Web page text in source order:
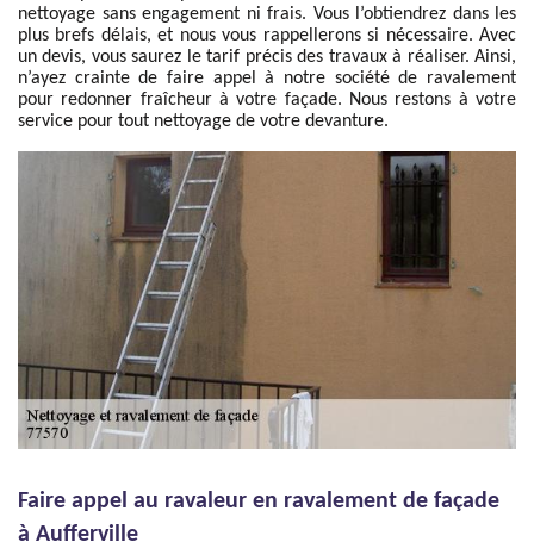
nettoyage sans engagement ni frais. Vous l’obtiendrez dans les
plus brefs délais, et nous vous rappellerons si nécessaire. Avec
un devis, vous saurez le tarif précis des travaux à réaliser. Ainsi,
n’ayez crainte de faire appel à notre société de ravalement
pour redonner fraîcheur à votre façade. Nous restons à votre
service pour tout nettoyage de votre devanture.
Faire appel au ravaleur en ravalement de façade
à Aufferville